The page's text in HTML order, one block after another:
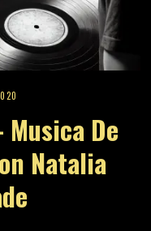
De
Natalia